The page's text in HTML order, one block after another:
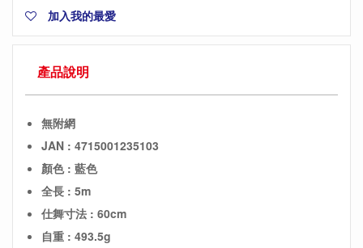
加入我的最愛
產品說明
無附網
JAN : 4715001235103
顏色 : 藍色
全長 : 5m
仕舞寸法 : 60cm
自重 : 493.5g